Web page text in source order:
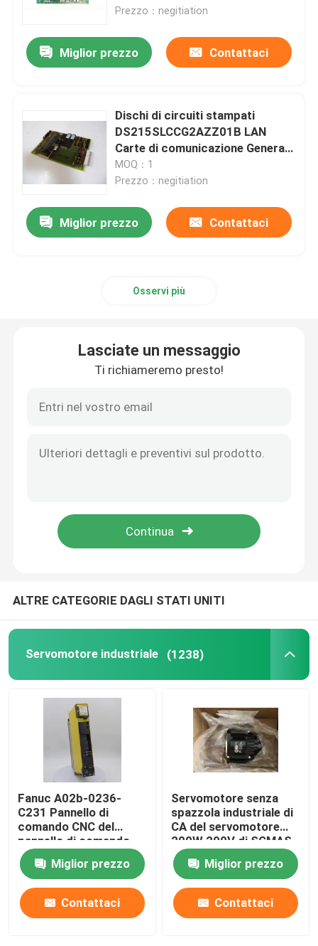
Modulo di alimentazione ridondante
Digital io modulo della O
Invertitore variabile di frequenza
Trasmettitore di temperatura di pressione
Controllore logico programmabile dello SpA
Prezzo：negitiation
Miglior prezzo Contattaci
Dischi di circuiti stampati
DS215SLCCG2AZZ01B LAN
Carte di comunicazione General
Electric
MOQ：1
Prezzo：negitiation
Miglior prezzo Contattaci
Osservi più
Lasciate un messaggio
Ti richiameremo presto!
ALTRE CATEGORIE DAGLI STATI UNITI
Servomotore industriale (1238)
Fanuc A02b-0236-
C231 Pannello di
comando CNC del
pannello di comando
del servomotore
industrialeMiglior prezzo
Contattaci
Servomotore senza
spazzola industriale di
CA del servomotore
200W 200V di SGMAS-
02A2A4C
Miglior prezzo
Contattaci